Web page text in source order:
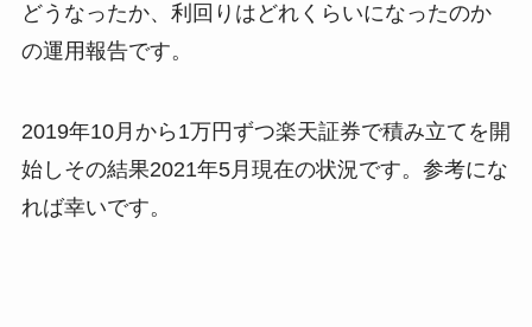
どうなったか、利回りはどれくらいになったのか
の運用報告です。
2019年10月から1万円ずつ楽天証券で積み立てを開
始しその結果2021年5月現在の状況です。参考にな
れば幸いです。